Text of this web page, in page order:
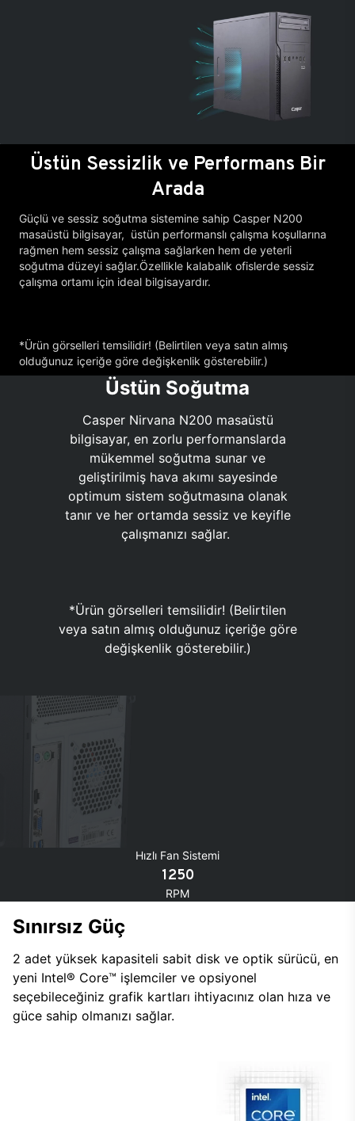
Üstün Sessizlik ve Performans Bir
Arada
Güçlü ve sessiz soğutma sistemine sahip Casper N200
masaüstü bilgisayar, üstün performanslı çalışma koşullarına
rağmen hem sessiz çalışma sağlarken hem de yeterli
soğutma düzeyi sağlar.Özellikle kalabalık ofislerde sessiz
çalışma ortamı için ideal bilgisayardır.
*Ürün görselleri temsilidir! (Belirtilen veya satın almış
olduğunuz içeriğe göre değişkenlik gösterebilir.)
Üstün Soğutma
Casper Nirvana N200 masaüstü
bilgisayar, en zorlu performanslarda
mükemmel soğutma sunar ve
geliştirilmiş hava akımı sayesinde
optimum sistem soğutmasına olanak
tanır ve her ortamda sessiz ve keyifle
çalışmanızı sağlar.
*Ürün görselleri temsilidir! (Belirtilen
veya satın almış olduğunuz içeriğe göre
değişkenlik gösterebilir.)
Hızlı Fan Sistemi
1250
RPM
Sınırsız Güç
2 adet yüksek kapasiteli sabit disk ve optik sürücü, en
yeni Intel® Core™ işlemciler ve opsiyonel
seçebileceğiniz grafik kartları ihtiyacınız olan hıza ve
güce sahip olmanızı sağlar.